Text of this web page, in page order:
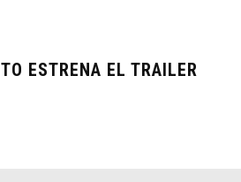
ESTRENA EL TRAILER